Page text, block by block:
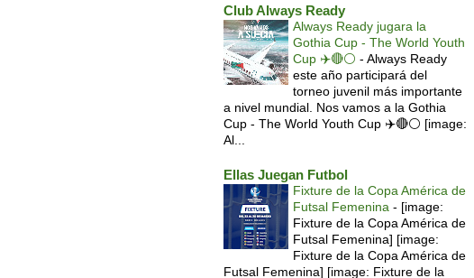
Club Always Ready
Always Ready jugara la
Gothia Cup - The World Youth
Cup ✈️🔴⚪️ - Always Ready
este año participará del
torneo juvenil más importante
a nivel mundial. Nos vamos a la Gothia
Cup - The World Youth Cup ✈️🔴⚪️ [image:
Al...
Ellas Juegan Futbol
Fixture de la Copa América de
Futsal Femenina - [image:
Fixture de la Copa América de
Futsal Femenina] [image:
Fixture de la Copa América de
Futsal Femenina] [image: Fixture de la